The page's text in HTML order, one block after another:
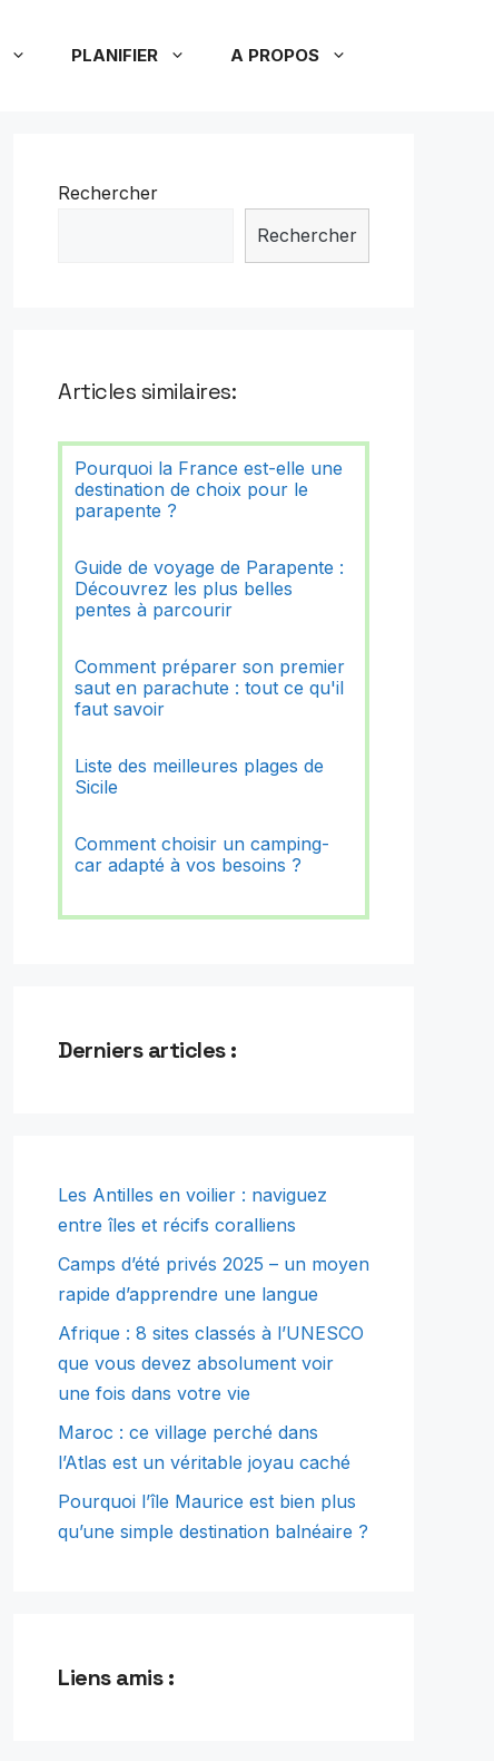
PLANIFIER A PROPOS
Rechercher
Rechercher
Articles similaires:
Pourquoi la France est-elle une
destination de choix pour le
parapente ?
Guide de voyage de Parapente :
Découvrez les plus belles
pentes à parcourir
Comment préparer son premier
saut en parachute : tout ce qu'il
faut savoir
Liste des meilleures plages de
Sicile
Comment choisir un camping-
car adapté à vos besoins ?
Derniers articles :
Les Antilles en voilier : naviguez
entre îles et récifs coralliens
Camps d’été privés 2025 – un moyen
rapide d’apprendre une langue
Afrique : 8 sites classés à l’UNESCO
que vous devez absolument voir
une fois dans votre vie
Maroc : ce village perché dans
l’Atlas est un véritable joyau caché
Pourquoi l’île Maurice est bien plus
qu’une simple destination balnéaire ?
Liens amis :